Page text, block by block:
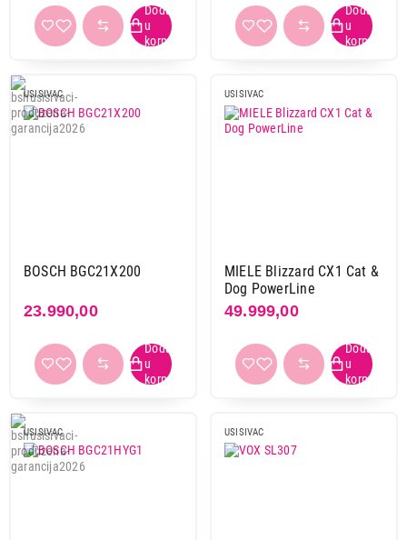
USISIVAC
BOSCH BGC21X200
23.990,00
USISIVAC
MIELE Blizzard CX1 Cat &
Dog PowerLine
49.999,00
USISIVAC USISIVAC
14.999,00
USISIVAČI
Nastavi kupovinu
Završi kupovinu